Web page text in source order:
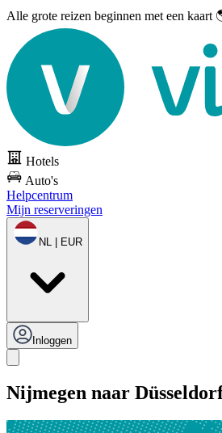
Alle grote reizen beginnen met een kaart
Hotels
Auto's
Helpcentrum
Mijn reserveringen
NL | EUR
Inloggen
Nijmegen naar